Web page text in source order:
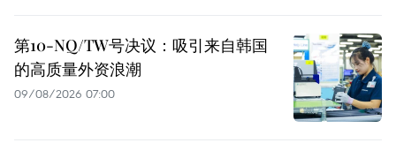
第10-NQ/TW号决议：吸引来自韩国
的高质量外资浪潮
09/08/2026 07:00